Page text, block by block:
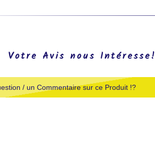
Votre Avis nous Intéresse!
/ un Commentaire sur ce Produit !?